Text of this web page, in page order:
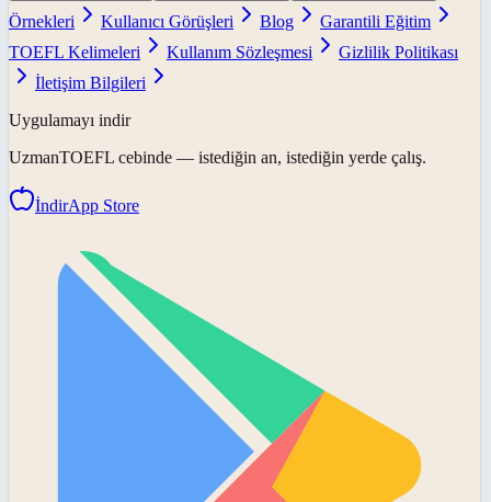
Örnekleri
Kullanıcı Görüşleri Blog
Garantili Eğitim
TOEFL Kelimeleri
Kullanım Sözleşmesi
Gizlilik Politikası
İletişim Bilgileri
Uygulamayı indir
UzmanTOEFL cebinde — istediğin an, istediğin yerde çalış.
İndirApp Store